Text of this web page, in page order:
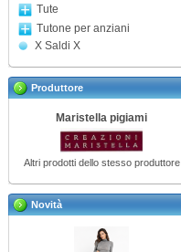
Tute
Tutone per anziani
X Saldi X
Produttore
Maristella pigiami
Altri prodotti dello stesso produttore
Novità